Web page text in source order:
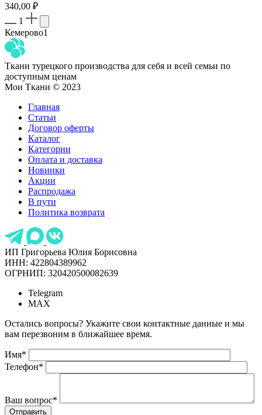
340,00 ₽
1
Кемерово1
Ткани турецкого производства для себя и всей семьи по
доступным ценам
Мои Ткани © 2023
Главная
Статьи
Договор оферты
Каталог
Категории
Оплата и доставка
Новинки
Акции
Распродажа
В пути
Политика возврата
ИП Григорьева Юлия Борисовна
ИНН: 422804389962
ОГРНИП: 320420500082639
Telegram
MAX
Остались вопросы? Укажите свои контактные данные и мы
вам перезвоним в ближайшее время.
Имя*
Телефон*
Ваш вопрос*